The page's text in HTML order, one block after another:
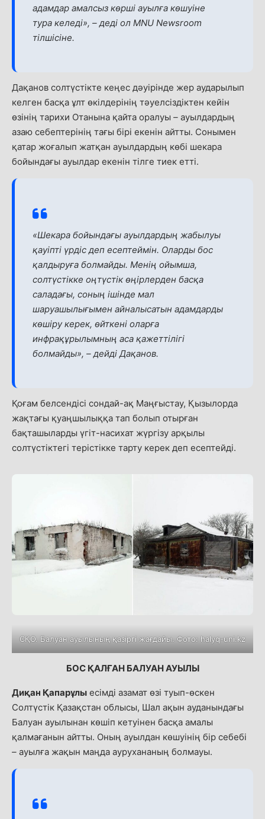
адамдар амалсыз көрші ауылға көшуіне
тура келеді», –деді ол MNU Newsroom
тілшісіне.
Дақанов солтүстікте кеңес дәуірінде жер аударылып
келген басқа ұлт өкілдерінің тәуелсіздіктен кейін
өзінің тарихи Отанына қайта оралуы – ауылдардың
азаю себептерінің тағы бірі екенін айтты. Сонымен
қатар жоғалып жатқан ауылдардың көбі шекара
бойындағы ауылдар екенін тілге тиек етті.
«Шекара бойындағы ауылдардың жабылуы
қауіпті үрдіс деп есептеймін. Оларды бос
қалдыруға болмайды. Менің ойымша,
солтүстікке оңтүстік өңірлерден басқа
саладағы, соның ішінде мал
шаруашылығымен айналысатын адамдарды
көшіру керек, өйткені оларға
инфрақұрылымның аса қажеттілігі
болмайды», –дейді Дақанов.
Қоғам белсендісі сондай-ақ Маңғыстау, Қызылорда
жақтағы қуаңшылыққа тап болып отырған
бақташыларды үгіт-насихат жүргізу арқылы
солтүстіктегі терістікке тарту керек деп есептейді.
СҚО. Балуан ауылының қазіргі жағдайы. Фото: halyq-uni.kz
БОС ҚАЛҒАН БАЛУАН АУЫЛЫ
Диқан Қапарұлы есімді азамат өзі туып-өскен
Солтүстік Қазақстан облысы, Шал ақын ауданындағы
Балуан ауылынан көшіп кетуінен басқа амалы
қалмағанын айтты. Оның ауылдан көшуінің бір себебі
– ауылға жақын маңда аурухананың болмауы.